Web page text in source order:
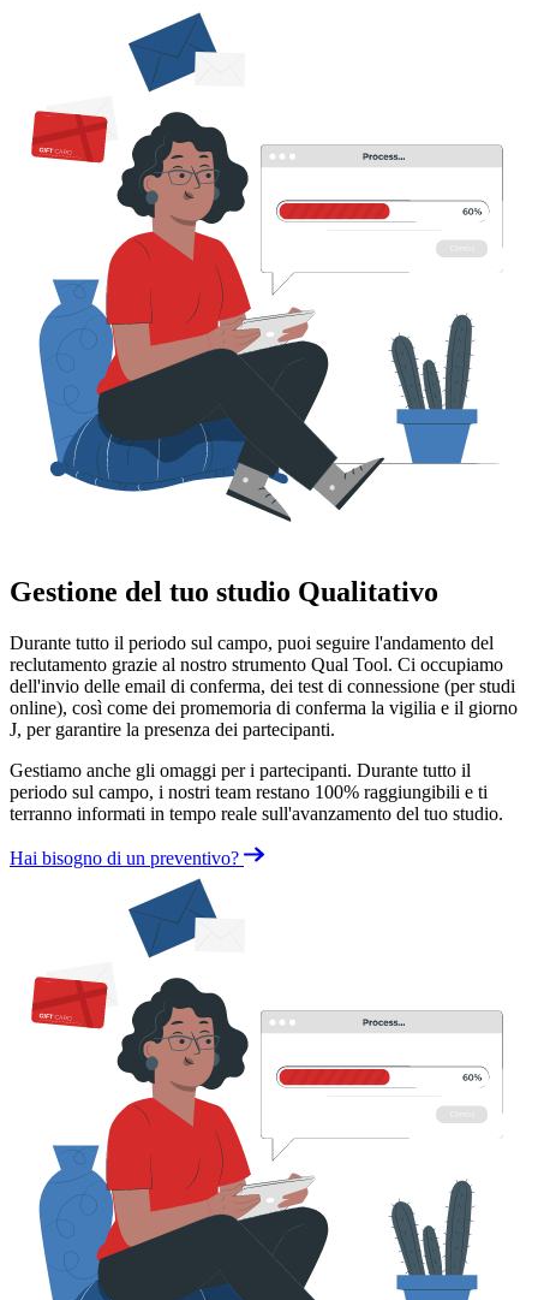
Gestione del tuo studio Qualitativo
Durante tutto il periodo sul campo, puoi seguire l'andamento del
reclutamento grazie al nostro strumento Qual Tool. Ci occupiamo
dell'invio delle email di conferma, dei test di connessione (per studi
online), così come dei promemoria di conferma la vigilia e il giorno
J, per garantire la presenza dei partecipanti.
Gestiamo anche gli omaggi per i partecipanti. Durante tutto il
periodo sul campo, i nostri team restano 100% raggiungibili e ti
terranno informati in tempo reale sull'avanzamento del tuo studio.
Hai bisogno di un preventivo?